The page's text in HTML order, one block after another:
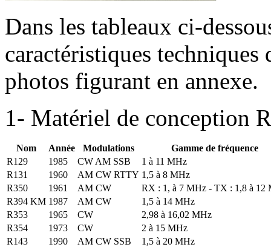
Dans les tableaux ci-
caractéristiques techniques
photos figurant en annexe.
1- Matériel de conception
Nom Année Modulations
Gamme de fréquence
R129
1985 CW AM SSB
1 à 11 MHz
R131
1960 AM CW RTTY 1,5 à 8 MHz
R350
1961 AM CW
RX : 1, à 7 MHz - TX : 1,8 à 12
R394 KM 1987 AM CW
1,5 à 14 MHz
R353
1965 CW
2,98 à 16,02 MHz
R354
1973 CW
2 à 15 MHz
R143
1990 AM CW SSB 1,5 à 20 MHz